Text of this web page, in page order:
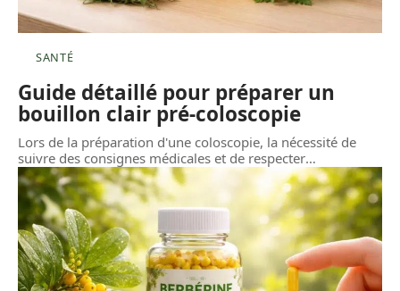
SANTÉ
Guide détaillé pour préparer un
bouillon clair pré-coloscopie
Lors de la préparation d'une coloscopie, la nécessité de
suivre des consignes médicales et de respecter…